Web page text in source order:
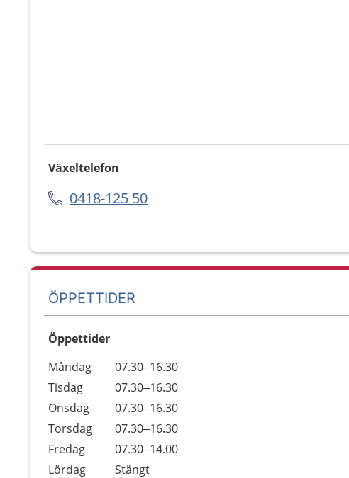
Växeltelefon
0418-125 50
ÖPPETTIDER
Öppettider
Dag
Öppettider
Kommentarer
Måndag
07.30–16.30
Tisdag
07.30–16.30
Onsdag
07.30–16.30
Torsdag
07.30–16.30
Fredag
07.30–14.00
Lördag
Stängt